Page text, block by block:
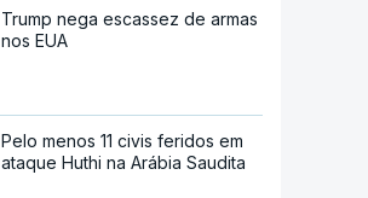
Trump nega escassez de armas
nos EUA
Pelo menos 11 civis feridos em
ataque Huthi na Arábia Saudita